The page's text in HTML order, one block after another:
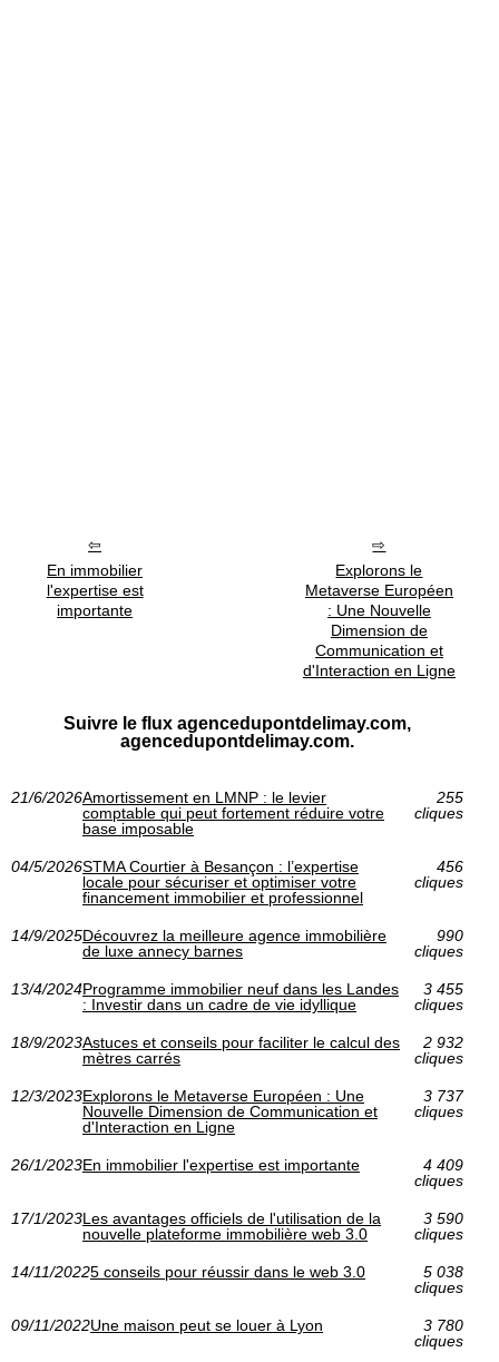
En immobilier
l'expertise est
importante
Explorons le
Metaverse Européen
: Une Nouvelle
Dimension de
Communication et
d'Interaction en Ligne
Suivre le flux agencedupontdelimay.com,
agencedupontdelimay.com.
21/6/2026Amortissement en LMNP : le levier
comptable qui peut fortement réduire votre
base imposable
255
cliques
04/5/2026STMA Courtier à Besançon : l’expertise
locale pour sécuriser et optimiser votre
financement immobilier et professionnel
456
cliques
14/9/2025Découvrez la meilleure agence immobilière
de luxe annecy barnes
990
cliques
13/4/2024Programme immobilier neuf dans les Landes
: Investir dans un cadre de vie idyllique
3 455
cliques
18/9/2023Astuces et conseils pour faciliter le calcul des
mètres carrés
2 932
cliques
12/3/2023Explorons le Metaverse Européen : Une
Nouvelle Dimension de Communication et
d'Interaction en Ligne
3 737
cliques
26/1/2023En immobilier l'expertise est importante
4 409
cliques
17/1/2023Les avantages officiels de l'utilisation de la
nouvelle plateforme immobilière web 3.0
3 590
cliques
14/11/20225 conseils pour réussir dans le web 3.0
5 038
cliques
09/11/2022Une maison peut se louer à Lyon
3 780
cliques